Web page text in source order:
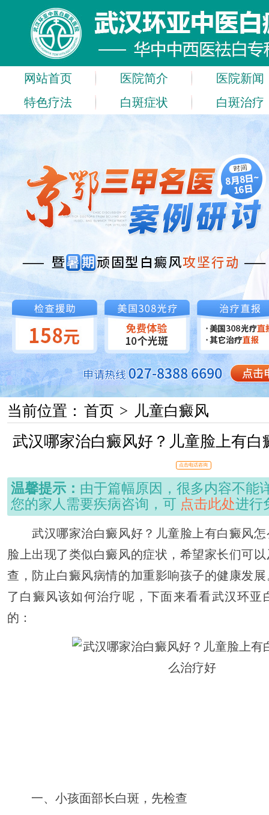
网站首页 医院简介
医院新闻
特色疗法
白斑症状 白斑治疗
当前位置： 首页 > 儿童白癜风
武汉哪家治白癜风好？儿童脸上有白
点击电话咨询
温馨提示： 由于篇幅原因，很多内容不能
您的家人需要疾病咨询，可 点击此处进行
武汉哪家治白癜风好？儿童脸上有白癜风怎
脸上出现了类似白癜风的症状，希望家长们可
查，防止白癜风病情的加重影响孩子的健康发
了白癜风该如何治疗呢，下面来看看武汉环亚
的：
一、小孩面部长白斑，先检查